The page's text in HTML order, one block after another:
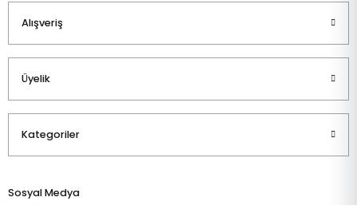
Alışveriş
Üyelik
Kategoriler
Sosyal Medya